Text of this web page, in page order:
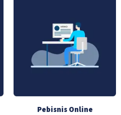
Pebisnis Online